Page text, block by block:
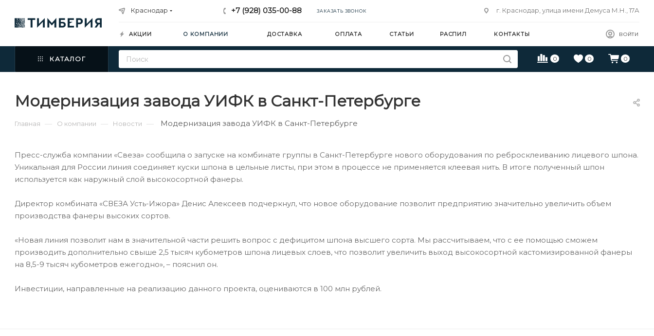
Краснодар +7 (928) 035-00-88 ЗАКАЗАТЬ ЗВОНОК г. Краснодар, улица имени Демуса М.Н., 17А
ВОЙТИ
АКЦИИ О КОМПАНИИ ДОСТАВКА ОПЛАТА СТАТЬИ РАСПИЛ КОНТАКТЫ
0 0 0
КАТАЛОГ
Модернизация завода УИФК в Санкт-Петербурге
Главная — О компании — Новости — Модернизация завода УИФК в Санкт-Петербурге
Пресс-служба компании «Свеза» сообщила о запуске на комбинате группы в Санкт-Петербурге нового оборудования по ребросклеиванию лицевого шпона.
Уникальная для России линия соединяет куски шпона в цельные листы, при этом в процессе не применяется клеевая нить. В итоге полученный шпон
используется как наружный слой высокосортной фанеры.
Директор комбината «СВЕЗА Усть-Ижора» Денис Алексеев подчеркнул, что новое оборудование позволит предприятию значительно увеличить объем
производства фанеры высоких сортов.
«Новая линия позволит нам в значительной части решить вопрос с дефицитом шпона высшего сорта. Мы рассчитываем, что с ее помощью сможем
производить дополнительно свыше 2,5 тысяч кубометров шпона лицевых слоев, что позволит увеличить выход высокосортной кастомизированной фанеры
на 8,5-9 тысяч кубометров ежегодно», – пояснил он.
Инвестиции, направленные на реализацию данного проекта, оцениваются в 100 млн рублей.